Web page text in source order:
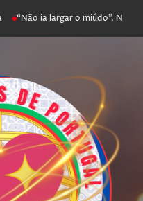
“Não ia largar o miúdo”.